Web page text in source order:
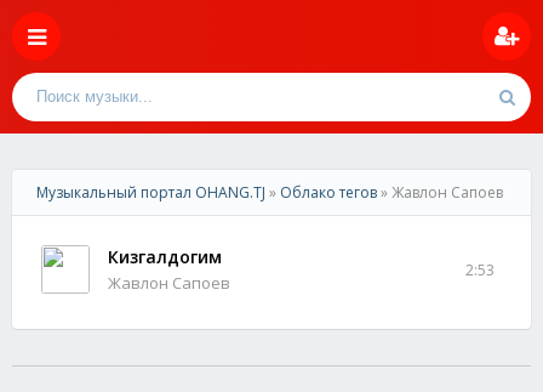
Музыкальный портал OHANG.TJ » Облако тегов» Жавлон Сапоев
Кизгалдогим
Жавлон Сапоев
2:53